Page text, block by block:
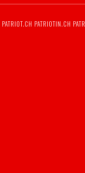
PATRIOT.CH PATRIOTIN.CH